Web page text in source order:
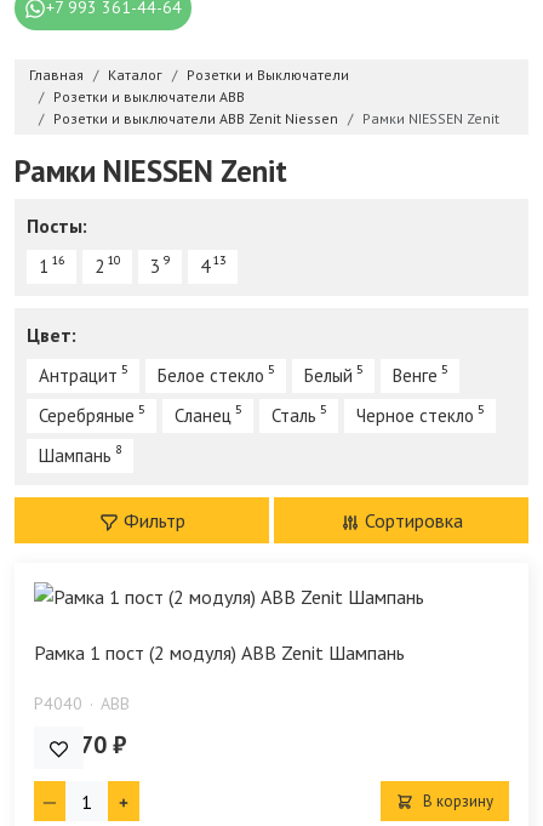
+7 993 361-44-64
Главная Каталог
Розетки и Выключатели
Розетки и выключатели ABB
Розетки и выключатели ABB Zenit Niessen
Рамки NIESSEN Zenit
Рамки NIESSEN Zenit
Посты:
1 16 2 10 3 9 4 13
Цвет:
Антрацит 5 Белое стекло 5 Белый 5 Венге 5
Серебряные 5 Сланец 5 Сталь 5 Черное стекло 5
Шампань 8
Фильтр Сортировка
Рамка 1 пост (2 модуля) ABB Zenit Шампань
P4040 ABB
480.70 ₽
В корзину